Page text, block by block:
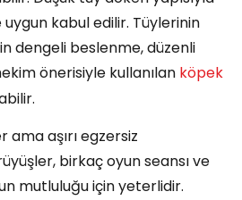
kabul edilir. Tüylerinin
dengeli beslenme, düzenli
önerisiyle kullanılan köpek
aşırı egzersiz
birkaç oyun seansı ve
mutluluğu için yeterlidir.